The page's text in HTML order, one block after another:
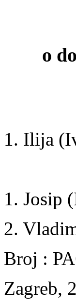
o
1. Ilija
1. Josip
2.
Broj :
Zagreb,